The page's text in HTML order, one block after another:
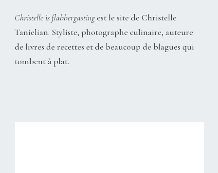
Christelle is flabbergastingest le site de Christelle
Tanielian. Styliste, photographe culinaire, auteure
de livres de recettes et de beaucoup de blagues qui
tombent à plat.